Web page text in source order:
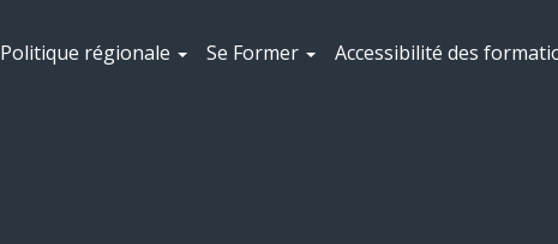
Politique régionale Se Former Accessibilité des